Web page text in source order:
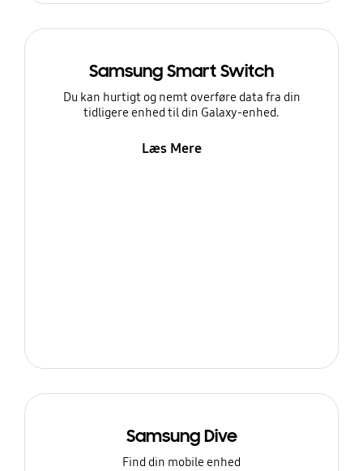
Samsung Smart Switch
Du kan hurtigt og nemt overføre data fra din
tidligere enhed til din Galaxy-enhed.
Læs Mere
Samsung Dive
Find din mobile enhed